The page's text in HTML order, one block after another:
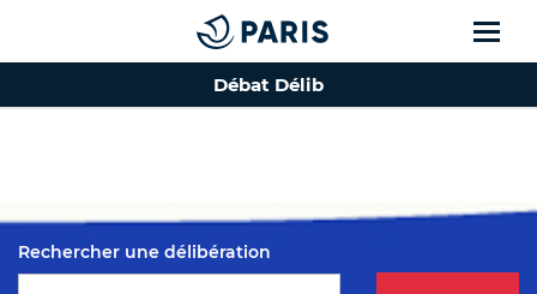
Top of the page
Débat Délib
Rechercher une délibération